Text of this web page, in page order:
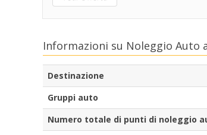
Informazioni su Noleggio Auto
Destinazione
Gruppi auto
Numero totale di punti di noleggio